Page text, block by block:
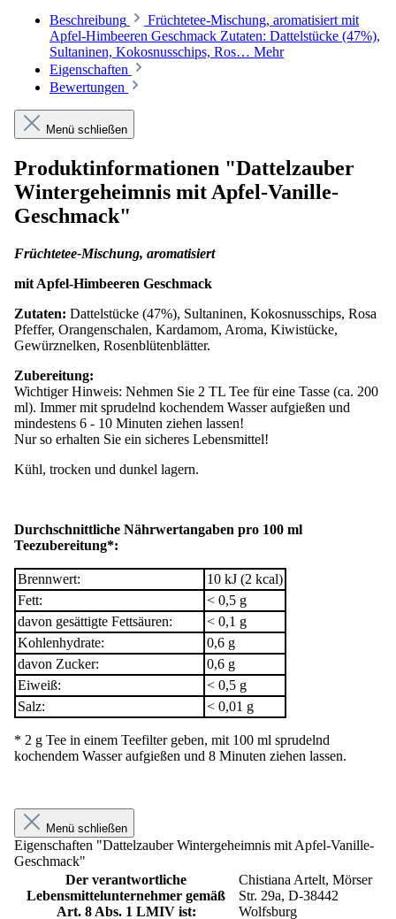
Beschreibung
Früchtetee-Mischung, aromatisiert mit
Apfel-Himbeeren Geschmack Zutaten: Dattelstücke (47%),
Sultaninen, Kokosnusschips, Ros… Mehr
Eigenschaften
Bewertungen
Menü schließen
Produktinformationen "Dattelzauber
Wintergeheimnis mit Apfel-Vanille-
Geschmack"
Früchtetee-Mischung, aromatisiert
mit Apfel-Himbeeren Geschmack
Zutaten: Dattelstücke (47%), Sultaninen, Kokosnusschips, Rosa
Pfeffer, Orangenschalen, Kardamom, Aroma, Kiwistücke,
Gewürznelken, Rosenblütenblätter.
Zubereitung:
Wichtiger Hinweis: Nehmen Sie 2 TL Tee für eine Tasse (ca. 200
ml). Immer mit sprudelnd kochendem Wasser aufgießen und
mindestens 6 - 10 Minuten ziehen lassen!
Nur so erhalten Sie ein sicheres Lebensmittel!
Kühl, trocken und dunkel lagern.
Durchschnittliche Nährwertangaben pro 100 ml
Teezubereitung*:
Brennwert:
10 kJ (2 kcal)
Fett:
< 0,5 g
davon gesättigte Fettsäuren:
< 0,1 g
Kohlenhydrate:
0,6 g
davon Zucker:
0,6 g
Eiweiß:
< 0,5 g
Salz:
< 0,01 g
* 2 g Tee in einem Teefilter geben, mit 100 ml sprudelnd
kochendem Wasser aufgießen und 8 Minuten ziehen lassen.
Menü schließen
Eigenschaften "Dattelzauber Wintergeheimnis mit Apfel-Vanille-
Geschmack"
Der verantwortliche
Lebensmittelunternehmer gemäß
Art. 8 Abs. 1 LMIV ist:
Chistiana Artelt, Mörser
Str. 29a, D-38442
Wolfsburg